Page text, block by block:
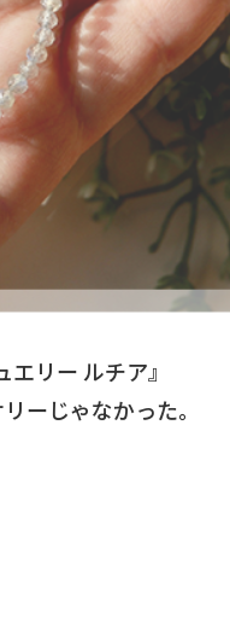
エリー ルチア』
ーじゃなかった。